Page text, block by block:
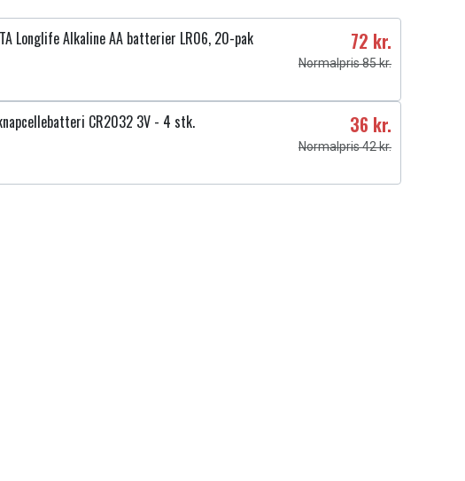
Longlife Alkaline AA batterier LR06, 20-pak 72 kr.
Normalpris 85 kr.
CR2032 3V - 4 stk. 36 kr.
Normalpris 42 kr.